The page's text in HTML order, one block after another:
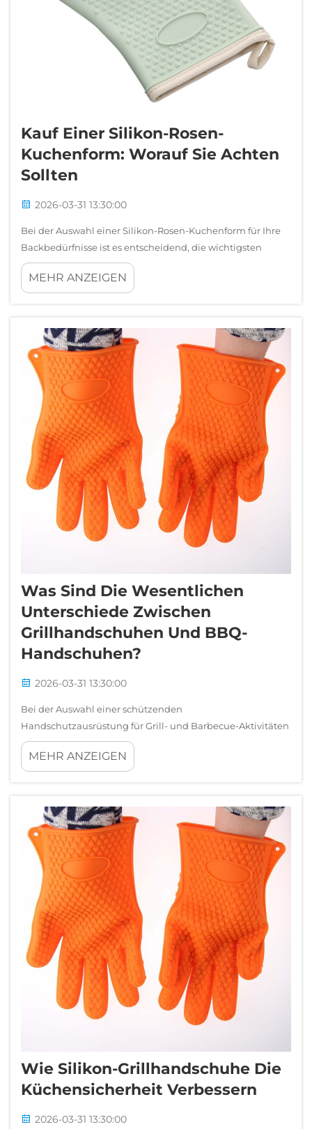
Kauf Einer Silikon-Rosen-
Kuchenform: Worauf Sie Achten
Sollten
2026-03-31 13:30:00
Bei der Auswahl einer Silikon-Rosen-Kuchenform für Ihre
Backbedürfnisse ist es entscheidend, die wichtigsten
Faktoren zu kennen, anhand derer sich hochwertige
Produkte von minderwertigen Alternativen unterscheiden
MEHR ANZEIGEN
Was Sind Die Wesentlichen
Unterschiede Zwischen
Grillhandschuhen Und BBQ-
Handschuhen?
2026-03-31 13:30:00
Bei der Auswahl einer schützenden
Handschutzausrüstung für Grill- und Barbecue-Aktivitäten
geraten viele Outdoor-Kochbegeisterte in Bezug auf die
Unterscheidung zwischen Grillhandschuhen und BBQ-
Handschuhen oft ins Stocken. Obwohl beide grundsätzlich
schützen, ...
MEHR ANZEIGEN
Wie Silikon-Grillhandschuhe Die
Küchensicherheit Verbessern
2026-03-31 13:30:00